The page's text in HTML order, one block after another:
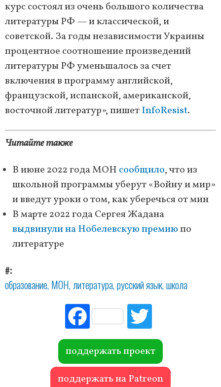
курс состоял из очень большого количества
литературы РФ — и классической, и
советской. За годы независимости Украины
процентное соотношение произведений
литературы РФ уменьшалось за счет
включения в программу английской,
французской, испанской, американской,
восточной литератур», пишетInfoResist.
Читайте также
В июне 2022 года МОН сообщило, что из
школьной программы уберут «Войну и мир»
и введут уроки о том, как уберечься от мин
В марте 2022 года Сергея Жадана
выдвинули на Нобелевскую премиюпо
литературе
#
образование МОН литература русский язык школа
Fac
ebo
ok r
поддержать проект
поддержать на Patreon